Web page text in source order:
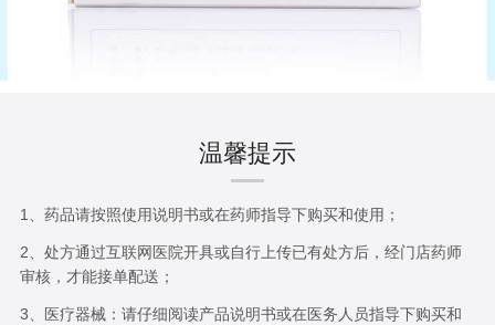
温馨提示
1、药品请按照使用说明书或在药师指导下购买和使用；
2、处方通过互联网医院开具或自行上传已有处方后，经门店药师
审核，才能接单配送；
3、医疗器械：请仔细阅读产品说明书或在医务人员指导下购买和